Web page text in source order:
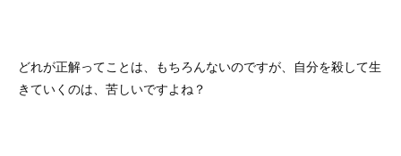
どれが正解ってことは、もちろんないのですが、自分を殺して生
きていくのは、苦しいですよね？